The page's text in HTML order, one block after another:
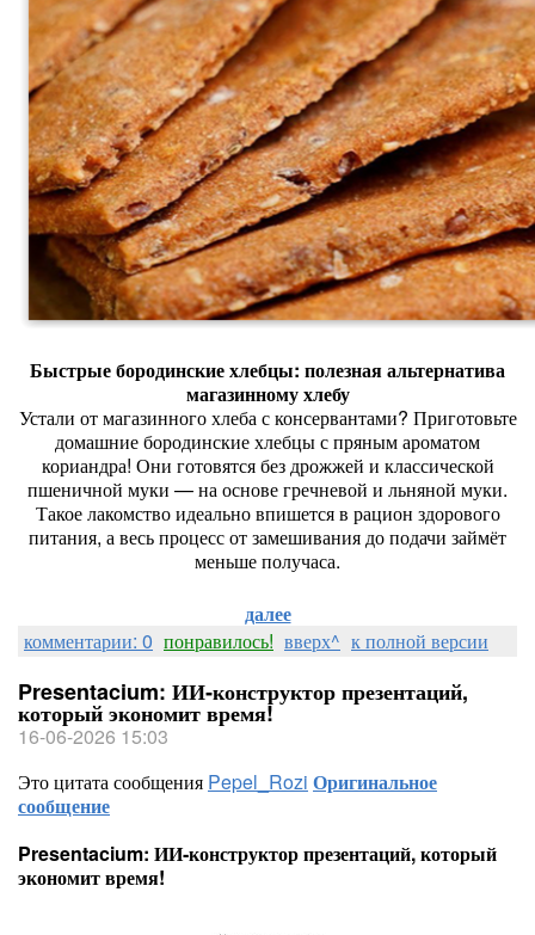
Быстрыебородинскиехлебцы: полезнаяальтернатива
магазинномухлебу
Устали отмагазинногохлебасконсервантами? Приготовьте
домашниебородинскиехлебцыспрянымароматом
кориандра! Они готовятсябездрожжей и классической
пшеничной муки — наосновегречневой и льняной муки.
Такоелакомствоидеальновпишетсяв рацион здорового
питания, авесьпроцессотзамешиваниядоподачи займёт
меньшеполучаса.
далее
комментарии: 0 понравилось! вверх^ к полной версии
Presentacium: ИИ‑конструктор презентаций,
который экономит время!
16-06-2026 15:03
Это цитата сообщения Pepel_Rozi Оригинальное
сообщение
Presentacium: ИИ‑конструктор презентаций, который
экономит время!